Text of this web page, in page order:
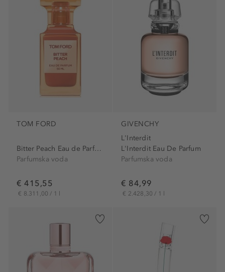
TOM FORD
Bitter Peach Eau de Parfum
Parfumska voda
€ 415,55
€ 8.311,00 / 1 l
GIVENCHY
L'Interdit
L'Interdit Eau De Parfum
Parfumska voda
€ 84,99
€ 2.428,30 / 1 l